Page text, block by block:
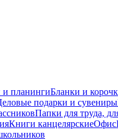
планингиБланки и
подарки и сувениры
Папки для труда,
Книги канцелярскиеОфис